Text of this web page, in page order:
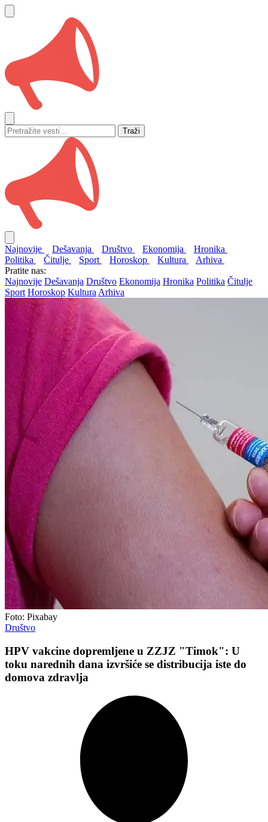
Traži
Najnovije Dešavanja Društvo Ekonomija
Hronika
Politika
Čitulje Sport Horoskop Kultura
Arhiva
Pratite nas:
Najnovije Dešavanja Društvo Ekonomija Hronika Politika Čitulje
Sport Horoskop Kultura Arhiva
Foto: Pixabay
Društvo
HPV vakcine dopremljene u ZZJZ "Timok": U
toku narednih dana izvršiće se distribucija iste do
domova zdravlja